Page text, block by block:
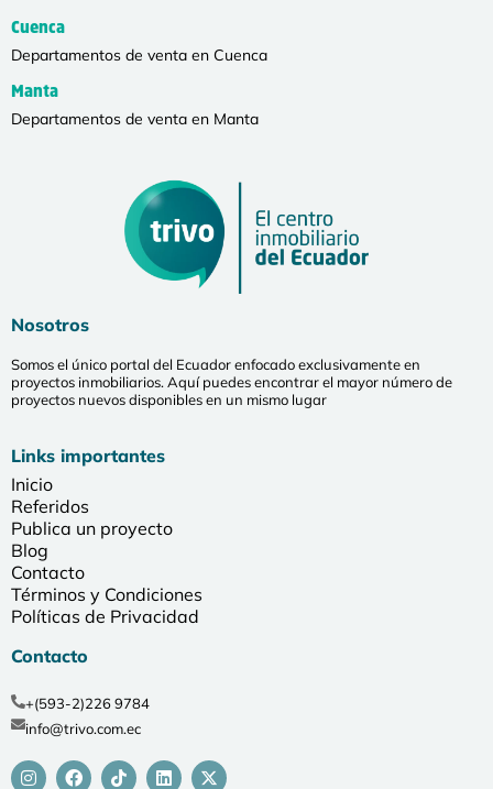
Cuenca
Departamentos de venta en Cuenca
Manta
Departamentos de venta en Manta
Nosotros
Somos el único portal del Ecuador enfocado exclusivamente en
proyectos inmobiliarios. Aquí puedes encontrar el mayor número de
proyectos nuevos disponibles en un mismo lugar
Links importantes
Inicio
Referidos
Publica un proyecto
Blog
Contacto
Términos y Condiciones
Políticas de Privacidad
Contacto
+(593-2)226 9784
info@trivo.com.ec